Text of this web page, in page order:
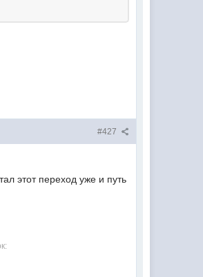
#427
этот переход уже и путь